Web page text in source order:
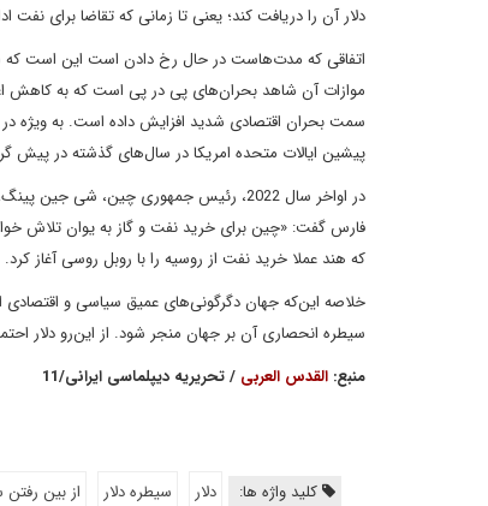
دلار آن را دریافت کند؛ یعنی تا زمانی که تقاضا برای نفت
اتفاقی که مدت‌هاست در حال رخ دادن است این است که
موازات آن شاهد بحران‌های پی در پی است که به کاهش
سمت بحران اقتصادی شدید افزایش داده است. به ویژه
پیشین ایالات متحده امریکا در سال‌های گذشته در پیش
در اواخر سال 2022، رئیس جمهوری چین،
فارس گفت: «چین برای خرید نفت و گاز به یوان تلاش خواهد
که هند عملا خرید نفت از روسیه را با روبل روسی آغاز
خلاصه این‌که جهان دگرگونی‌های عمیق سیاسی و اقتصادی
سیطره انحصاری آن بر جهان منجر شود. از این‌رو دلار
منبع: القدس العربی / تحریریه دیپلماسی ایرانی/11
کلید واژه ها: دلار سیطره دلار از بین رفتن